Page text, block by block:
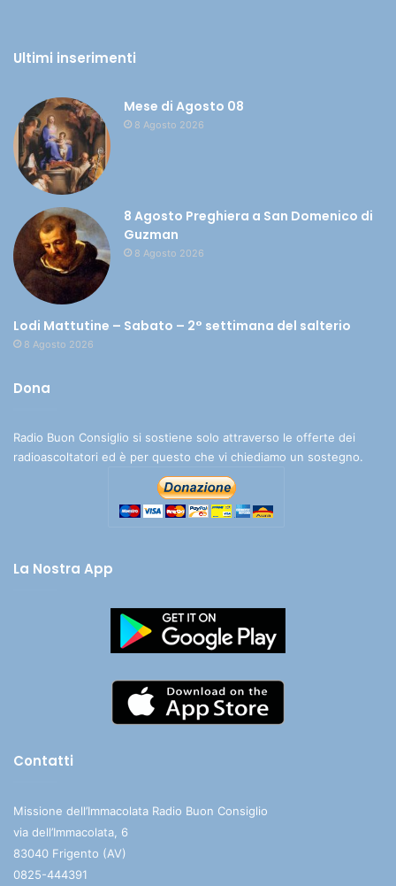
Ultimi inserimenti
Mese di Agosto 08
8 Agosto 2026
8 Agosto Preghiera a San Domenico di
Guzman
8 Agosto 2026
Lodi Mattutine – Sabato – 2° settimana del salterio
8 Agosto 2026
Dona
Radio Buon Consiglio si sostiene solo attraverso le offerte dei
radioascoltatori ed è per questo che vi chiediamo un sostegno.
La Nostra App
Contatti
Missione dell’Immacolata Radio Buon Consiglio
via dell’Immacolata, 6
83040 Frigento (AV)
0825-444391